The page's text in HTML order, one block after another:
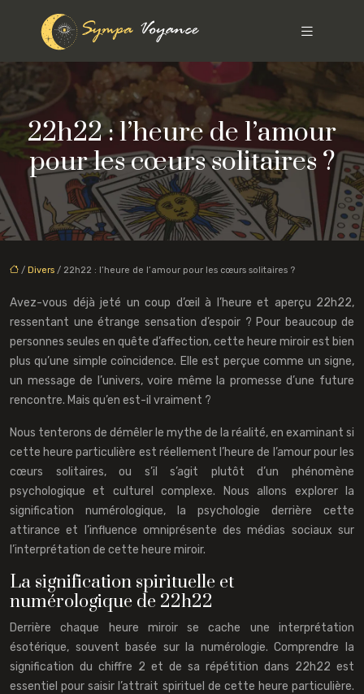
22h22 : l’heure de l’amour
pour les cœurs solitaires ?
/ Divers / 22h22 : l’heure de l’amour pour les cœurs solitaires ?
Avez-vous déjà jeté un coup d’œil à l’heure et aperçu 22h22,
ressentant une étrange sensation d’espoir ? Pour beaucoup de
personnes seules en quête d’affection, cette heure miroir est bien
plus qu’une simple coïncidence. Elle est perçue comme un signe,
un message de l’univers, voire même la promesse d’une future
rencontre. Mais qu’en est-il vraiment ?
Nous tenterons de démêler le mythe de la réalité, en examinant si
cette heure particulière est réellement l’heure de l’amour pour les
cœurs solitaires, ou s’il s’agit plutôt d’un phénomène
psychologique et culturel complexe. Nous allons explorer la
signification numérologique, la psychologie derrière cette
attirance et l’influence omniprésente des médias sociaux sur
l’interprétation de cette heure miroir.
La signification spirituelle et
numérologique de 22h22
Derrière chaque heure miroir se cache une interprétation
ésotérique, souvent basée sur la numérologie. Comprendre la
signification du chiffre 2 et de sa répétition dans 22h22 est
essentiel pour saisir l’attrait spirituel de cette heure particulière.